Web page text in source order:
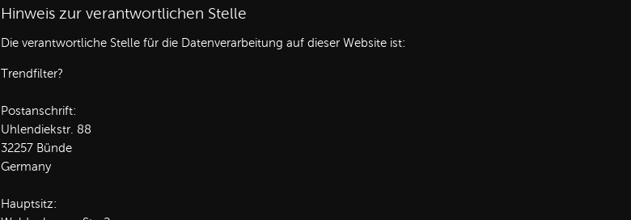
Hinweis zur verantwortlichen Stelle
Die verantwortliche Stelle für die Datenverarbeitung auf dieser Website ist:
Trendfilter?
Postanschrift:
Uhlendiekstr. 88
32257 Bünde
Germany
Hauptsitz: